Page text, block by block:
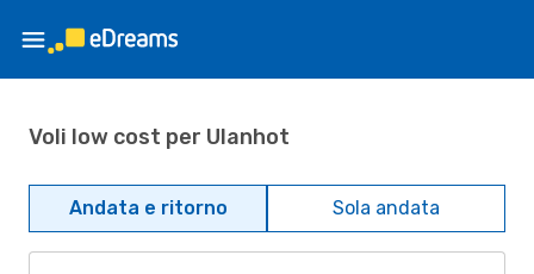
Voli low cost per Ulanhot
Andata e ritorno Sola andata